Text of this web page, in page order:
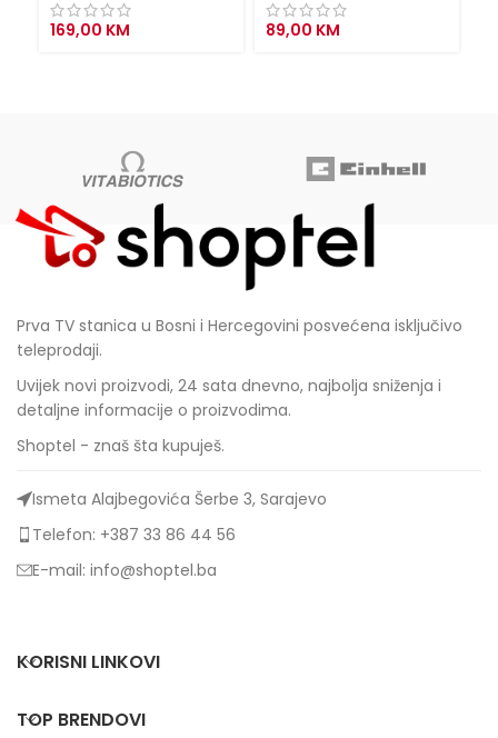
169,00 KM
89,00 KM
Prva TV stanica u Bosni i Hercegovini posvećena isključivo
teleprodaji.
Uvijek novi proizvodi, 24 sata dnevno, najbolja sniženja i
detaljne informacije o proizvodima.
Shoptel - znaš šta kupuješ.
Ismeta Alajbegovića Šerbe 3, Sarajevo
Telefon: +387 33 86 44 56
E-mail: info@shoptel.ba
KORISNI LINKOVI
TOP BRENDOVI